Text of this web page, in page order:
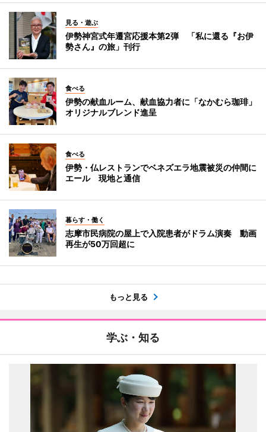
見る・遊ぶ
伊勢神宮式年遷宮応援本第2弾 「私に還る『お伊
勢さん』の旅」刊行
食べる
伊勢の献血ルーム、献血協力者に「なかむら珈琲」
オリジナルブレンド進呈
食べる
伊勢・仏レストランでベネズエラ地震被災の仲間に
エール 現地と通信
暮らす・働く
志摩市民病院の屋上で入院患者がドラム演奏 動画
再生が50万回超に
もっと見る
学ぶ・知る